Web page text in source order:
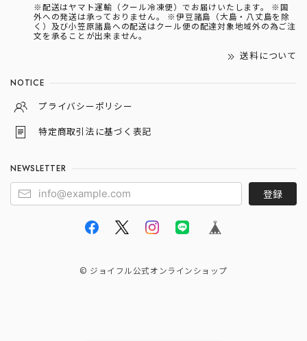
※配送はヤマト運輸（クール冷凍便）でお届けいたします。 ※国
外への発送は承っておりません。 ※伊豆諸島（大島・八丈島を除
く）及び小笠原諸島への配送はクール便の配達対象地域外の為ご注
文を承ることが出来ません。
送料について
NOTICE
プライバシーポリシー
特定商取引法に基づく表記
NEWSLETTER
登録
© ジョイフル公式オンラインショップ